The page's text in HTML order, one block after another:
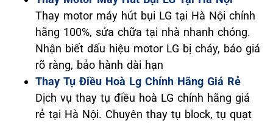
Thay motor máy hút bụi LG tại Hà Nội chính
hãng 100%, sửa chữa tại nhà nhanh chóng.
Nhận biết dấu hiệu motor LG bị cháy, báo giá
rõ ràng, bảo hành dài hạn
Thay Tụ Điều Hoà Lg Chính Hãng Giá Rẻ
Dịch vụ thay tụ điều hoà LG chính hãng giá
rẻ tại Hà Nội. Chuyên thay tụ block, tụ quạt